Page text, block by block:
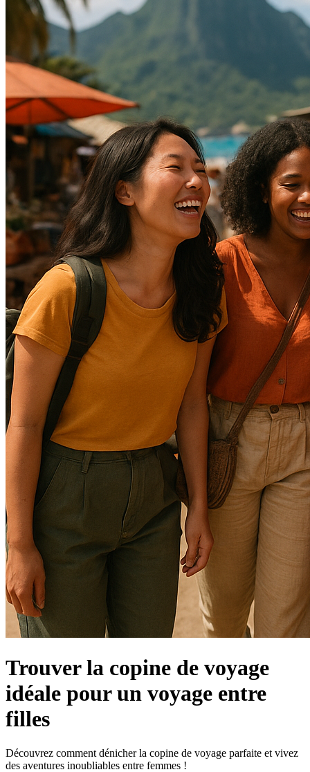
Trouver la copine de voyage
idéale pour un voyage entre
filles
Découvrez comment dénicher la copine de voyage parfaite et vivez
des aventures inoubliables entre femmes !